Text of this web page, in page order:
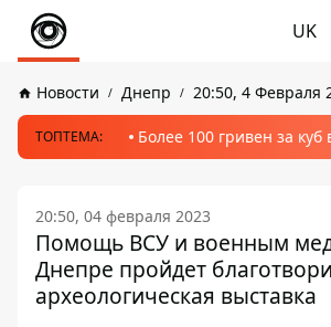
UK
Новости Днепр 20:50, 4 Февраля
ТОПТЕМА: Более 100 гривен за
20:50, 04 февраля 2023
Помощь ВСУ и военным
Днепре пройдет
археологическая выставка